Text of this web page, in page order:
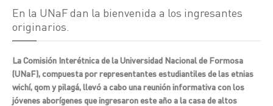
En la UNaF dan la bienvenida a los ingresantes
originarios.
La Comisión Interétnica de la Universidad Nacional de Formosa
(UNaF), compuesta por representantes estudiantiles de las etnias
wichí, qom y pilagá, llevó a cabo una reunión informativa con los
jóvenes aborígenes que ingresaron este año a la casa de altos